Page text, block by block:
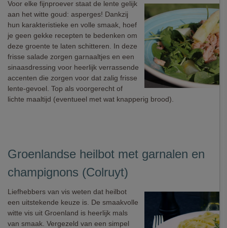
Voor elke fijnproever staat de lente gelijk
aan het witte goud: asperges! Dankzij
hun karakteristieke en volle smaak, hoef
je geen gekke recepten te bedenken om
deze groente te laten schitteren. In deze
frisse salade zorgen garnaaltjes en een
sinaasdressing voor heerlijk verrassende
accenten die zorgen voor dat zalig frisse
lente-gevoel. Top als voorgerecht of
lichte maaltijd (eventueel met wat knapperig brood).
Groenlandse heilbot met garnalen en
champignons (Colruyt)
Liefhebbers van vis weten dat heilbot
een uitstekende keuze is. De smaakvolle
witte vis uit Groenland is heerlijk mals
van smaak. Vergezeld van een simpel